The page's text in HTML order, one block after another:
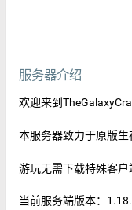
服务器介绍
欢迎来到
本服务器致力于原版
游玩无需下载特殊客
当前服务端版本：